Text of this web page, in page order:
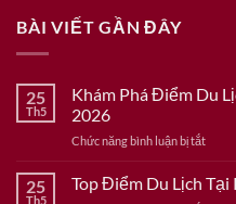
BÀI VIẾT GẦN ĐÂY
25
Th5
Khám Phá Điểm Du
2026
Chức năng bình luận bị tắtở
Phá
Điểm
25
Th5
Top Điểm Du Lịch